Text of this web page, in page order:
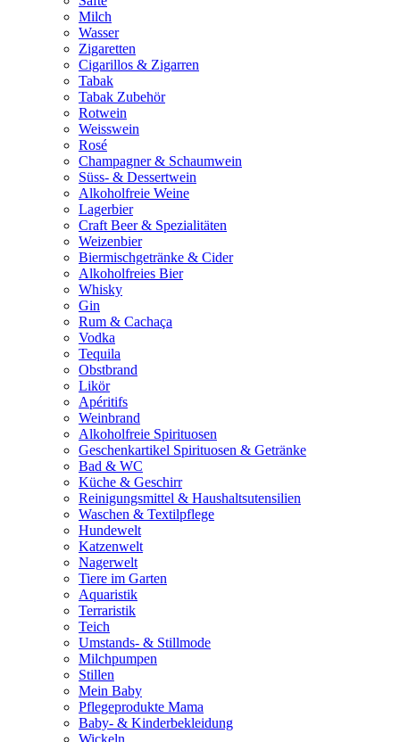
Milch
Wasser
Zigaretten
Cigarillos & Zigarren
Tabak
Tabak Zubehör
Rotwein
Weisswein
Rosé
Champagner & Schaumwein
Süss- & Dessertwein
Alkoholfreie Weine
Lagerbier
Craft Beer & Spezialitäten
Weizenbier
Biermischgetränke & Cider
Alkoholfreies Bier
Whisky
Gin
Rum & Cachaça
Vodka
Tequila
Obstbrand
Likör
Apéritifs
Weinbrand
Alkoholfreie Spirituosen
Geschenkartikel Spirituosen & Getränke
Bad & WC
Küche & Geschirr
Reinigungsmittel & Haushaltsutensilien
Waschen & Textilpflege
Hundewelt
Katzenwelt
Nagerwelt
Tiere im Garten
Aquaristik
Terraristik
Teich
Umstands- & Stillmode
Milchpumpen
Stillen
Mein Baby
Pflegeprodukte Mama
Baby- & Kinderbekleidung
Wickeln